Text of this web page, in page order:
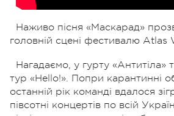
Наживо пісня «Маскарад»
головній сцені фестивалю Atlas
Нагадаємо, у гурту «Антитіла»
тур «Hello!». Попри карантинні
останній рік команді вдалося
півсотні концертів по всій